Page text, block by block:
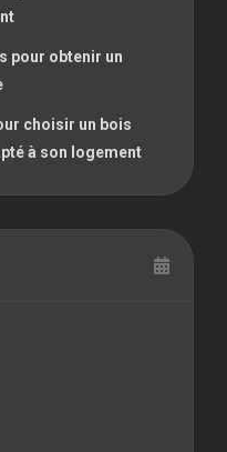
pour obtenir un
choisir un bois
à son logement